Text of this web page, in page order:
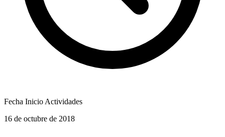
Fecha Inicio Actividades
16 de octubre de 2018